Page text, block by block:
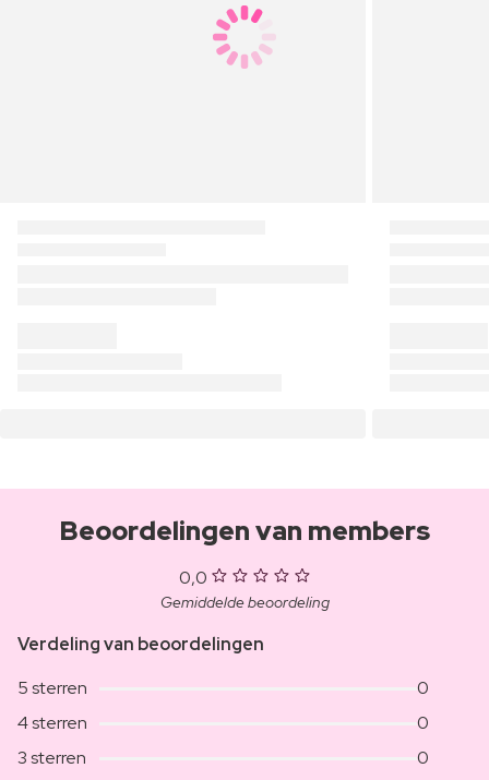
Beoordelingen van members
0,0
Gemiddelde beoordeling
Verdeling van beoordelingen
5 sterren
0
4 sterren
0
3 sterren
0